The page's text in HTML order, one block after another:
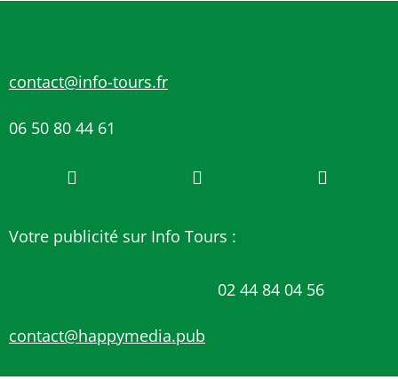
contact@info-tours.fr
06 50 80 44 61
Votre publicité sur Info Tours :
02 44 84 04 56
contact@happymedia.pub